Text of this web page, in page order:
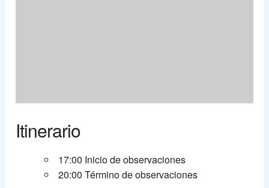
Itinerario
17:00 Inicio de observaciones
20:00 Término de observaciones